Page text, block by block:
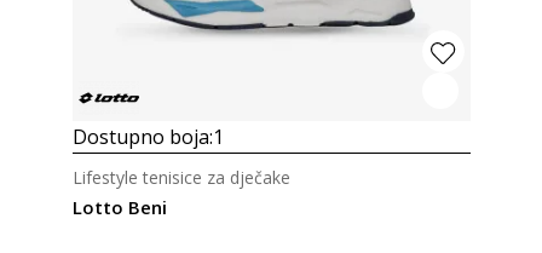
Dostupno boja:1
Lotto Beni
Lifestyle tenisice za dječake